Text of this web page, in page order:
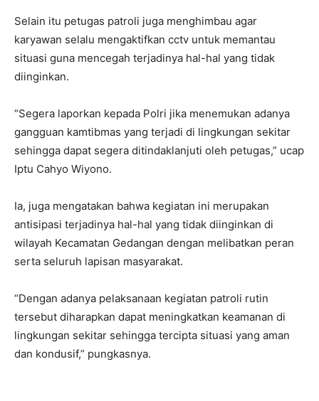
Selain itu petugas patroli juga menghimbau agar
karyawan selalu mengaktifkan cctv untuk memantau
situasi guna mencegah terjadinya hal-hal yang tidak
diinginkan.
“Segera laporkan kepada Polri jika menemukan adanya
gangguan kamtibmas yang terjadi di lingkungan sekitar
sehingga dapat segera ditindaklanjuti oleh petugas,” ucap
Iptu Cahyo Wiyono.
Ia, juga mengatakan bahwa kegiatan ini merupakan
antisipasi terjadinya hal-hal yang tidak diinginkan di
wilayah Kecamatan Gedangan dengan melibatkan peran
serta seluruh lapisan masyarakat.
“Dengan adanya pelaksanaan kegiatan patroli rutin
tersebut diharapkan dapat meningkatkan keamanan di
lingkungan sekitar sehingga tercipta situasi yang aman
dan kondusif,” pungkasnya.